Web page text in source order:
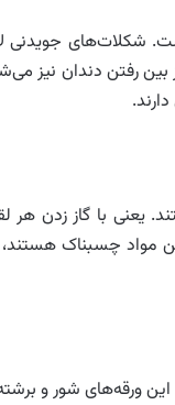
شکلات‌های جویدنی
رفتن دندان نیز
یعنی با گاز زدن
مواد چسبناک
ورقه‌های شور و